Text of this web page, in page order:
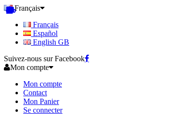
Français
Français
Español
English GB
Suivez-nous sur Facebook
Mon compte
Mon compte
Contact
Mon Panier
Se connecter